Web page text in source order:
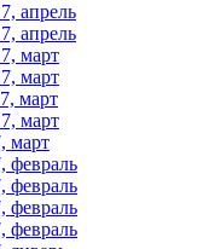
апрель
апрель
март
март
март
март
март
февраль
февраль
февраль
февраль